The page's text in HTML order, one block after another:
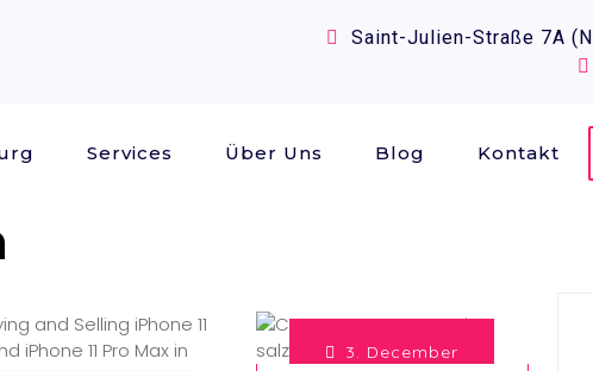
Saint-Julien-Straße 7A
Services Über Uns Blog Kontakt
3. December